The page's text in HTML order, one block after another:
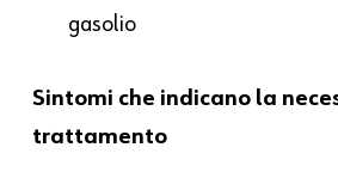
gasolio
Sintomi che indicano la
trattamento